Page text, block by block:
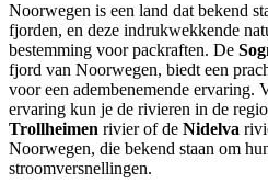
Noorwegen is een land dat bekend
fjorden, en deze indrukwekkende
bestemming voor packraften. De
fjord van Noorwegen, biedt een
voor een adembenemende ervaring.
ervaring kun je de rivieren in de
Trollheimen rivier of de Nidelva
Noorwegen, die bekend staan om
stroomversnellingen.